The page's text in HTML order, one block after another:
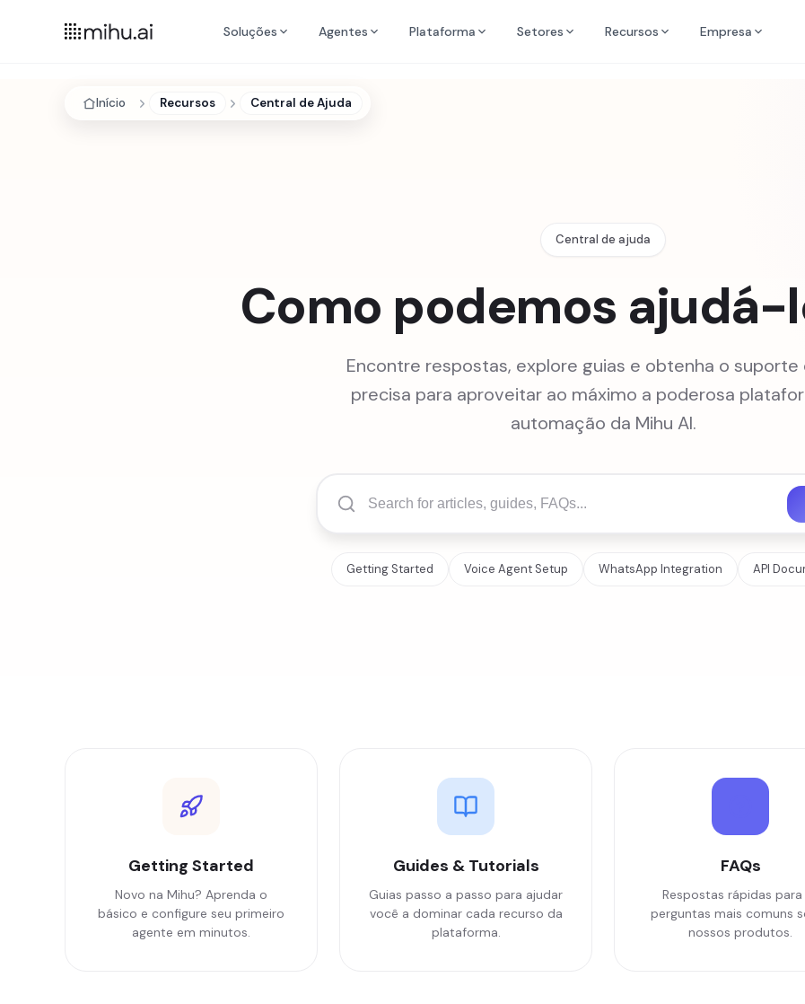
Soluções Agentes Plataforma Setores Recursos Empresa
Início Recursos Central de Ajuda
Central de ajuda
Como podemos ajudá-
Encontre respostas, explore guias e obtenha o suporte
precisa para aproveitar ao máximo a poderosa
automação da Mihu AI.
Getting Started Voice Agent Setup WhatsApp Integration API
Getting Started
Novo na Mihu? Aprenda o
básico e configure seu primeiro
agente em minutos.
Guides & Tutorials
Guias passo a passo para ajudar
você a dominar cada recurso da
plataforma.
FAQs
Respostas rápidas para
perguntas mais comuns
nossos produtos.